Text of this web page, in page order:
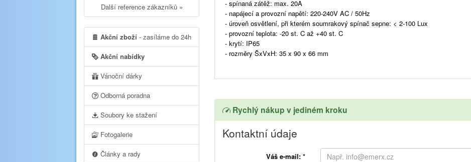
- spínaná zátěž: max. 20A
- napájecí a provozní napětí: 220-240V AC / 50Hz
- úroveň osvětlení, při kterém soumrakový spínač sepne: < 2-100 Lux
- provozní teplota: -20 st. C až +40 st. C
- krytí: IP65
- rozměry ŠxVxH: 35 x 90 x 66 mm
Rychlý nákup v jediném kroku
Kontaktní údaje
Váš e-mail: *
Další reference zákazníků »
Akční zboží - zasíláme do 24h
Akční nabídky
Vánoční dárky
Odborná poradna
Soubory ke stažení
Fotogalerie
Články a rady